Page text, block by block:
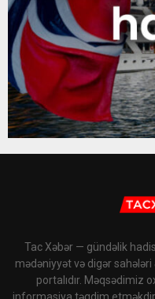
Tac Xəbər — gündəlik
mədəniyyət və digər
portalıdır. Məqsədimiz